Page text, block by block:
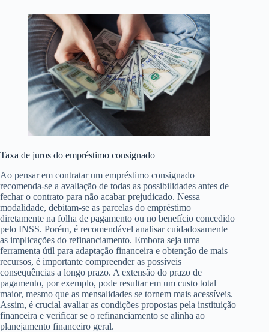
Taxa de juros do empréstimo consignado
Ao pensar em contratar um empréstimo consignado
recomenda-se a avaliação de todas as possibilidades antes de
fechar o contrato para não acabar prejudicado. Nessa
modalidade, debitam-se as parcelas do empréstimo
diretamente na folha de pagamento ou no benefício concedido
pelo INSS. Porém, é recomendável analisar cuidadosamente
as implicações do refinanciamento. Embora seja uma
ferramenta útil para adaptação financeira e obtenção de mais
recursos, é importante compreender as possíveis
consequências a longo prazo. A extensão do prazo de
pagamento, por exemplo, pode resultar em um custo total
maior, mesmo que as mensalidades se tornem mais acessíveis.
Assim, é crucial avaliar as condições propostas pela instituição
financeira e verificar se o refinanciamento se alinha ao
planejamento financeiro geral.